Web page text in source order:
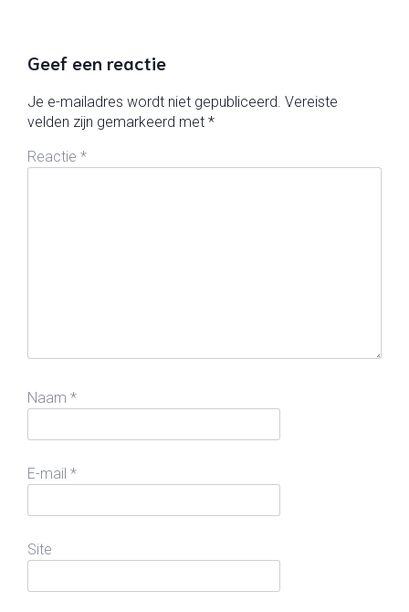
Geef een reactie
Je e-mailadres wordt niet gepubliceerd. Vereiste
velden zijn gemarkeerd met *
Reactie *
Naam *
E-mail *
Site